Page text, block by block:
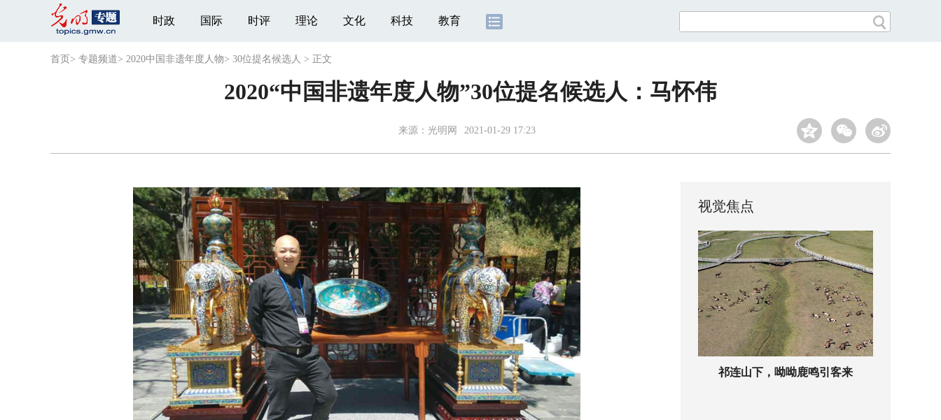
时政 国际 时评 理论 文化 科技 教育
首页 > 专题频道> 2020中国非遗年度人物> 30位提名候选人 > 正文
2020“中国非遗年度人物”30位提名候选人：马怀伟
来源： 光明网 2021-01-29 17:23
视觉焦点
祁连山下，呦呦鹿鸣引客来